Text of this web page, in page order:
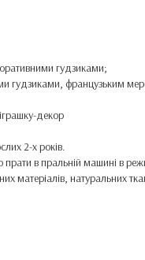
гудзиками;
гудзиками, французьким
декор
2-х років.
прати в пральній машині в
матеріалів,